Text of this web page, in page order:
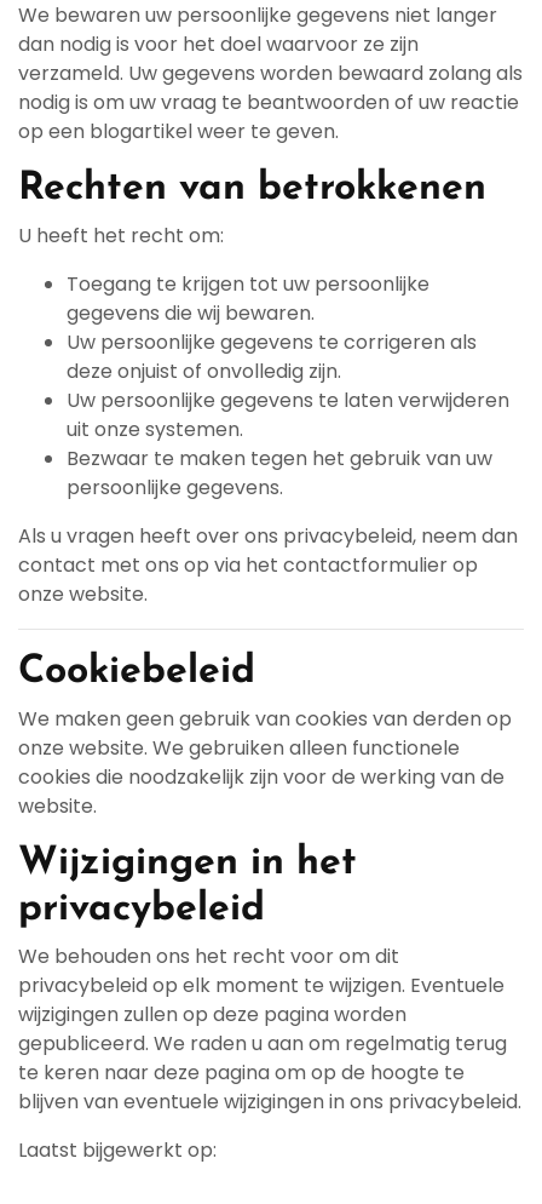
We bewaren uw persoonlijke gegevens niet langer
dan nodig is voor het doel waarvoor ze zijn
verzameld. Uw gegevens worden bewaard zolang als
nodig is om uw vraag te beantwoorden of uw reactie
op een blogartikel weer te geven.
Rechten van betrokkenen
U heeft het recht om:
Toegang te krijgen tot uw persoonlijke
gegevens die wij bewaren.
Uw persoonlijke gegevens te corrigeren als
deze onjuist of onvolledig zijn.
Uw persoonlijke gegevens te laten verwijderen
uit onze systemen.
Bezwaar te maken tegen het gebruik van uw
persoonlijke gegevens.
Als u vragen heeft over ons privacybeleid, neem dan
contact met ons op via het contactformulier op
onze website.
Cookiebeleid
We maken geen gebruik van cookies van derden op
onze website. We gebruiken alleen functionele
cookies die noodzakelijk zijn voor de werking van de
website.
Wijzigingen in het
privacybeleid
We behouden ons het recht voor om dit
privacybeleid op elk moment te wijzigen. Eventuele
wijzigingen zullen op deze pagina worden
gepubliceerd. We raden u aan om regelmatig terug
te keren naar deze pagina om op de hoogte te
blijven van eventuele wijzigingen in ons privacybeleid.
Laatst bijgewerkt op: